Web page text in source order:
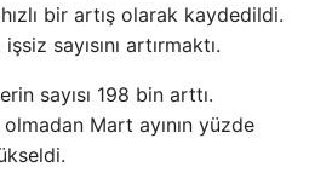
bir artış olarak kaydedildi.
sayısını artırmaktı.
sayısı 198 bin arttı.
Mart ayının yüzde